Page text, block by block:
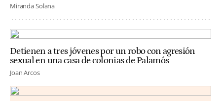
Miranda Solana
Detienen a tres jóvenes por un robo con agresión
sexual en una casa de colonias de Palamós
Joan Arcos